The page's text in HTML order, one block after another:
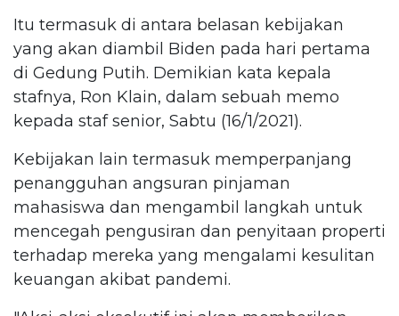
Itu termasuk di antara belasan kebijakan
yang akan diambil Biden pada hari pertama
di Gedung Putih. Demikian kata kepala
stafnya, Ron Klain, dalam sebuah memo
kepada staf senior, Sabtu (16/1/2021).
Kebijakan lain termasuk memperpanjang
penangguhan angsuran pinjaman
mahasiswa dan mengambil langkah untuk
mencegah pengusiran dan penyitaan properti
terhadap mereka yang mengalami kesulitan
keuangan akibat pandemi.